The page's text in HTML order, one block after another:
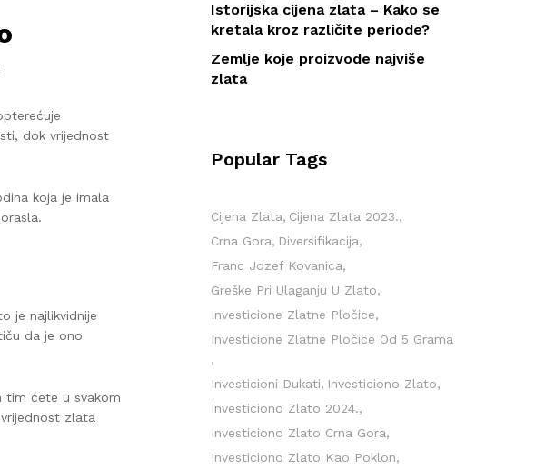
dok vrijednost
koja je imala
je najlikvidnije
da je ono
tim ćete u svakom
zlata
Istorijska cijena zlata – Kako se
kretala kroz različite periode?
Zemlje koje proizvode najviše
zlata
Popular Tags
Cijena Zlata Cijena Zlata 2023.
Crna Gora
Diversifikacija
Franc Jozef Kovanica
Greške Pri Ulaganju U Zlato
Investicione Zlatne Pločice
Investicione Zlatne Pločice Od 5 Grama
Investicioni Dukati
Investiciono Zlato
Investiciono Zlato 2024.
Investiciono Zlato Crna Gora
Investiciono Zlato Kao Poklon